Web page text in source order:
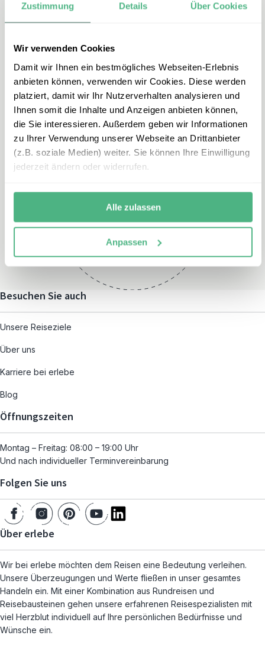
Zustimmung Details Über Cookies
Wir verwenden Cookies
Damit wir Ihnen ein bestmögliches Webseiten-Erlebnis
anbieten können, verwenden wir Cookies. Diese werden
platziert, damit wir Ihr Nutzerverhalten analysieren und
Ihnen somit die Inhalte und Anzeigen anbieten können,
die Sie interessieren. Außerdem geben wir Informationen
zu Ihrer Verwendung unserer Webseite an Drittanbieter
(z.B. soziale Medien) weiter. Sie können Ihre Einwilligung
jederzeit ändern oder widerrufen.
Alle zulassen
Anpassen
E-Mail
neuseeland@erlebe.de
Montag – Freitag:
und nach individueller
Terminvereinbarung
Besuchen Sie auch
Unsere Reiseziele
Über uns
Karriere bei erlebe
Blog
Öffnungszeiten
Montag – Freitag: 08:00 – 19:00 Uhr
Und nach individueller Terminvereinbarung
Folgen Sie uns
Über erlebe
Wir bei erlebe möchten dem Reisen eine Bedeutung verleihen.
Unsere Überzeugungen und Werte fließen in unser gesamtes
Handeln ein. Mit einer Kombination aus Rundreisen und
Reisebausteinen gehen unsere erfahrenen Reisespezialisten mit
viel Herzblut individuell auf Ihre persönlichen Bedürfnisse und
Wünsche ein.